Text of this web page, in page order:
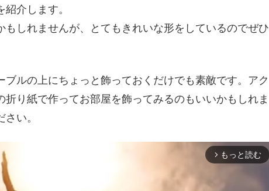
介します。
しれませんが、とてもきれいな形をしているのでぜひ
ルの上にちょっと飾っておくだけでも素敵です。アク
り紙で作ってお部屋を飾ってみるのもいいかもしれま
い。
arrow_forward_ios もっと読む